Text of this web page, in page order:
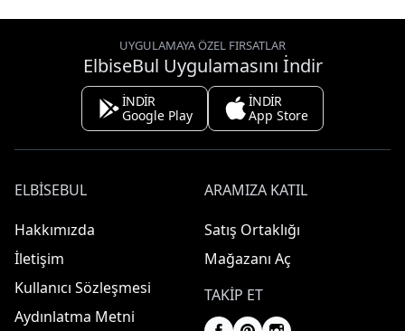
UYGULAMAYA ÖZEL FIRSATLAR
ElbiseBul Uygulamasını İndir
İNDİR
Google Play
İNDİR
App Store
ELBISEBUL
Hakkımızda
İletişim
Kullanıcı Sözleşmesi
Aydınlatma Metni
ARAMIZA KATIL
Satış Ortaklığı
Mağazanı Aç
TAKIP ET